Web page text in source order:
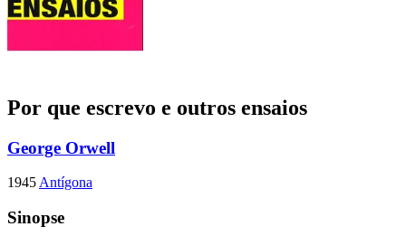
Por que escrevo e outros ensaios
George Orwell
1945Antígona
Sinopse